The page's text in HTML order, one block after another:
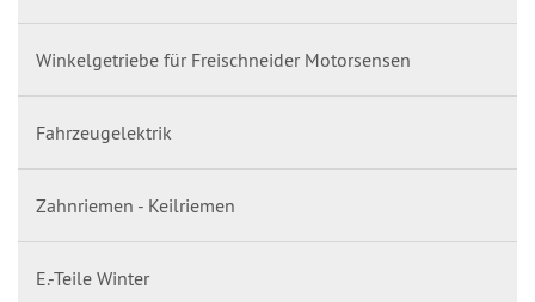
Winkelgetriebe für Freischneider Motorsensen
Fahrzeugelektrik
Zahnriemen - Keilriemen
E.-Teile Winter